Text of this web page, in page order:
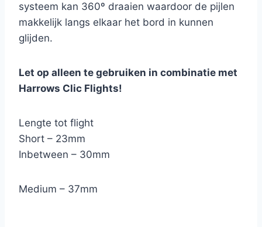
systeem kan 360º draaien waardoor de pijlen
makkelijk langs elkaar het bord in kunnen
glijden.
Let op alleen te gebruiken in combinatie met
Harrows Clic Flights!
Lengte tot flight
Short – 23mm
Inbetween – 30mm
Medium – 37mm